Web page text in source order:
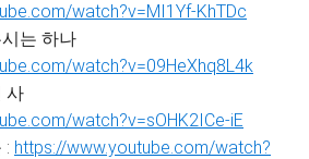
watch?v=MI1Yf-KhTDc
는 하나
watch?v=09HeXhq8L4k
사
watch?v=sOHK2ICe-iE
: https://www.youtube.com/watch?